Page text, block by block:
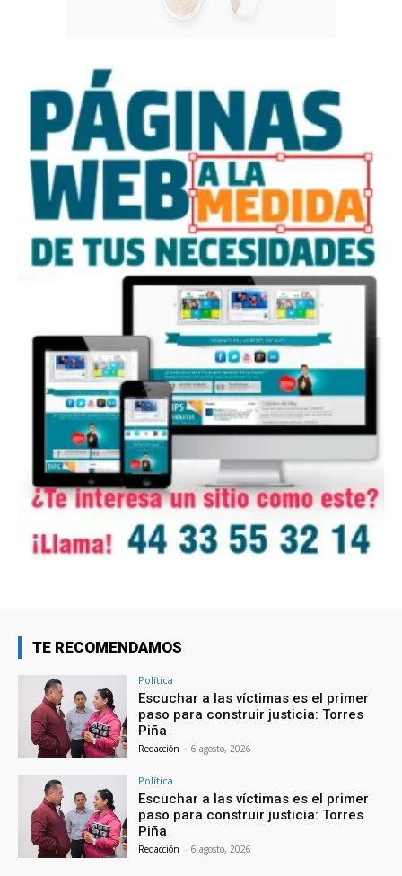
TE RECOMENDAMOS
Política
Escuchar a las víctimas es el primer
paso para construir justicia: Torres
Piña
Redacción - 6 agosto, 2026
Política
Escuchar a las víctimas es el primer
paso para construir justicia: Torres
Piña
Redacción - 6 agosto, 2026